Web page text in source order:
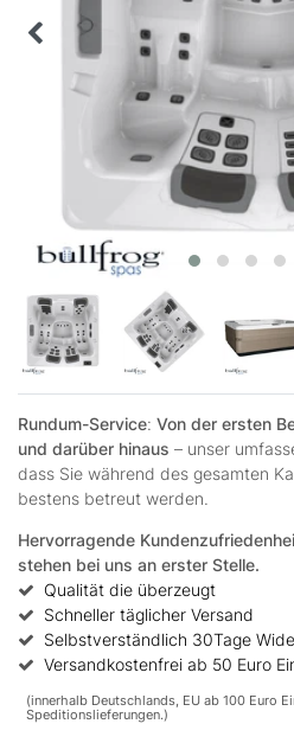
Rundum-Service: Von der ersten
und darüber hinaus – unser
dass Sie während des gesamten
bestens betreut werden.
Hervorragende
stehen bei uns an erster Stelle.
Qualität die überzeugt
Schneller täglicher Versand
Selbstverständlich 30Tage
Versandkostenfrei ab 50 Euro
(innerhalb Deutschlands, EU ab 100 Euro
Speditionslieferungen.)